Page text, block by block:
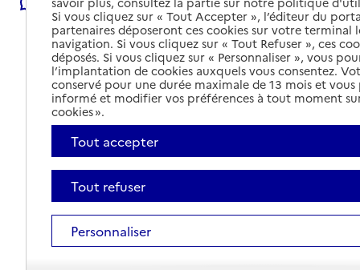
Si vous cliquez sur « Tout Accepter », l’éditeur du
partenaires déposeront ces cookies sur votre terminal
navigation. Si vous cliquez sur « Tout Refuser », ces
déposés. Si vous cliquez sur « Personnaliser », vous
l’implantation de cookies auxquels vous consentez.
conservé pour une durée maximale de 13 mois et
informé et modifier vos préférences à tout moment
cookies ».
Tout accepter
Tout refuser
Personnaliser